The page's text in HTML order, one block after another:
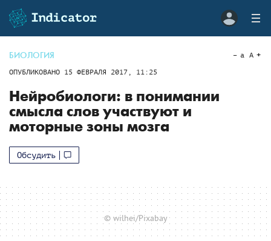
БИОЛОГИЯ
ОПУБЛИКОВАНО 15 ФЕВРАЛЯ 2017, 11:25
a A
Нейробиологи: в понимании
смысла слов участвуют и
моторные зоны мозга
Обсудить
© wilhei/Pixabay